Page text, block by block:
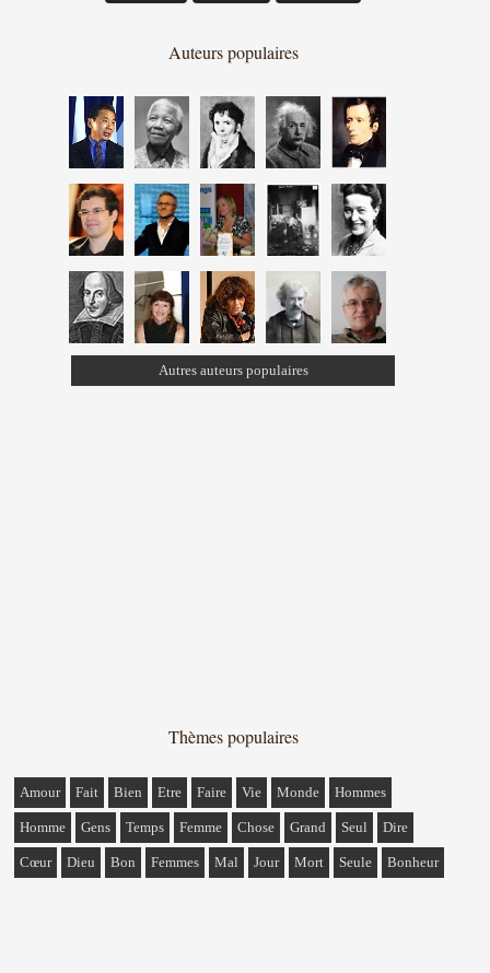
Auteurs populaires
Autres auteurs populaires
Thèmes populaires
Amour Fait Bien Etre Faire Vie Monde Hommes
Homme Gens Temps Femme Chose Grand Seul Dire
Cœur Dieu Bon Femmes Mal Jour Mort Seule Bonheur